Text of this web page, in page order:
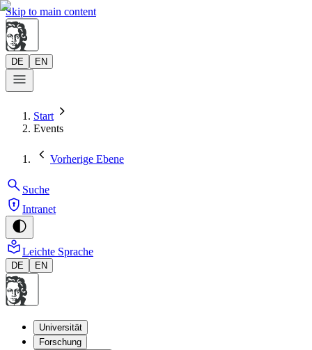
Skip to main content
DE EN
Start
Events
Vorherige Ebene
Suche
Intranet
Leichte Sprache
DE EN
Universität
Forschung